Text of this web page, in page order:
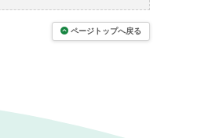
ページトップへ戻る